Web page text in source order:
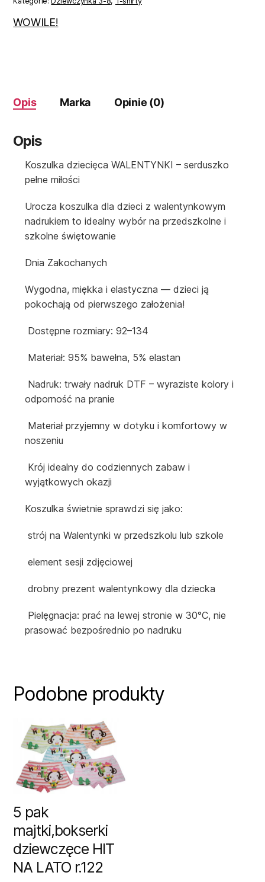
WOWILE!
Opis Marka Opinie (0)
Opis
Koszulka dziecięca WALENTYNKI – serduszko
pełne miłości
Urocza koszulka dla dzieci z walentynkowym
nadrukiem to idealny wybór na przedszkolne i
szkolne świętowanie
Dnia Zakochanych
Wygodna, miękka i elastyczna — dzieci ją
pokochają od pierwszego założenia!
Dostępne rozmiary: 92–134
Materiał: 95% bawełna, 5% elastan
Nadruk: trwały nadruk DTF – wyraziste kolory i
odporność na pranie
Materiał przyjemny w dotyku i komfortowy w
noszeniu
Krój idealny do codziennych zabaw i
wyjątkowych okazji
Koszulka świetnie sprawdzi się jako:
strój na Walentynki w przedszkolu lub szkole
element sesji zdjęciowej
drobny prezent walentynkowy dla dziecka
Pielęgnacja: prać na lewej stronie w 30°C, nie
prasować bezpośrednio po nadruku
Podobne produkty
5 pak
majtki,bokserki
dziewczęce HIT
NA LATO r.122